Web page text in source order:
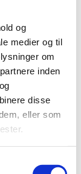
og
medier og til
om
inden
disse
eller som
du
eller en
og
til lande